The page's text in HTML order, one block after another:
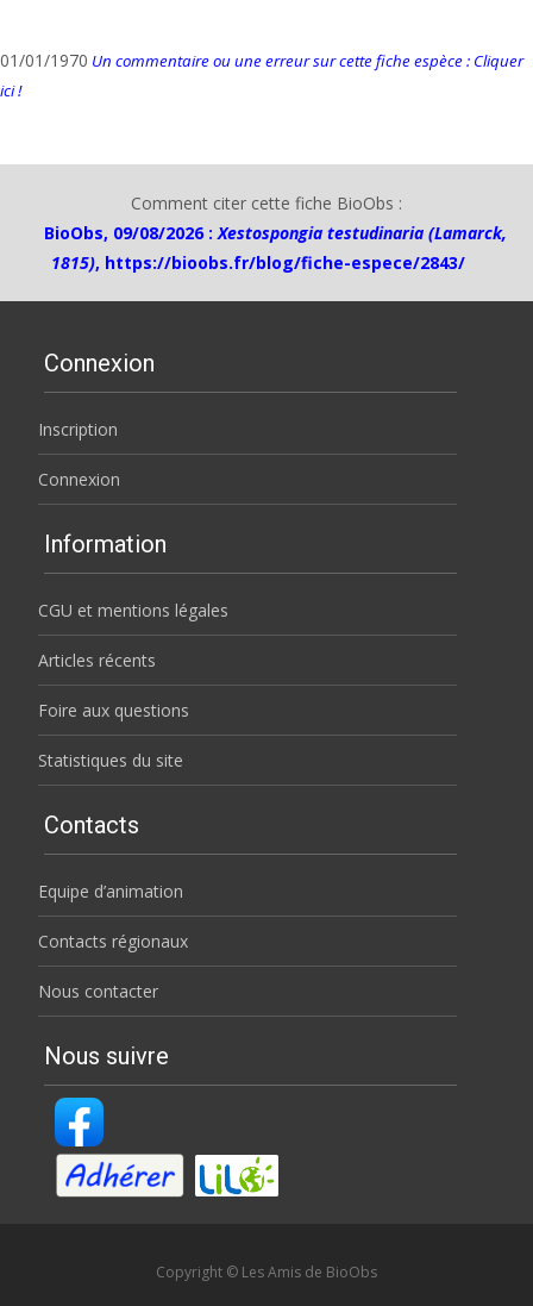
01/01/1970 Un commentaire ou une erreur sur cette fiche espèce : Cliquer
ici !
Comment citer cette fiche BioObs :
BioObs, 09/08/2026 : Xestospongia testudinaria (Lamarck,
1815), https://bioobs.fr/blog/fiche-espece/2843/
Connexion
Inscription
Connexion
Information
CGU et mentions légales
Articles récents
Foire aux questions
Statistiques du site
Contacts
Equipe d’animation
Contacts régionaux
Nous contacter
Nous suivre
Copyright © Les Amis de BioObs